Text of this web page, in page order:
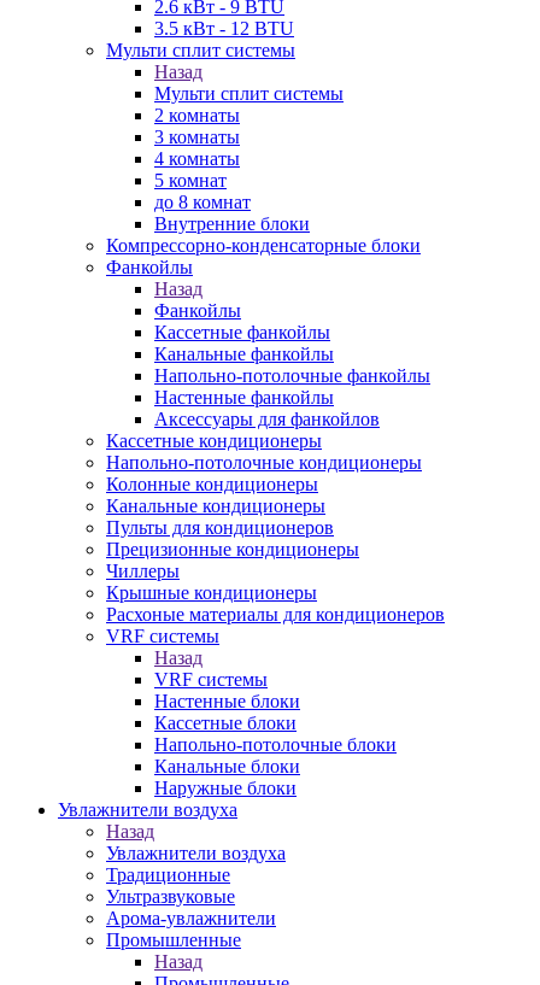
2.6 кВт - 9 BTU
3.5 кВт - 12 BTU
Мульти сплит системы
Назад
Мульти сплит системы
2 комнаты
3 комнаты
4 комнаты
5 комнат
до 8 комнат
Внутренние блоки
Компрессорно-конденсаторные блоки
Фанкойлы
Назад
Фанкойлы
Кассетные фанкойлы
Канальные фанкойлы
Напольно-потолочные фанкойлы
Настенные фанкойлы
Аксессуары для фанкойлов
Кассетные кондиционеры
Напольно-потолочные кондиционеры
Колонные кондиционеры
Канальные кондиционеры
Пульты для кондиционеров
Прецизионные кондиционеры
Чиллеры
Крышные кондиционеры
Расхоные материалы для кондиционеров
VRF системы
Назад
VRF системы
Настенные блоки
Кассетные блоки
Напольно-потолочные блоки
Канальные блоки
Наружные блоки
Увлажнители воздуха
Назад
Увлажнители воздуха
Традиционные
Ультразвуковые
Арома-увлажнители
Промышленныe
Назад